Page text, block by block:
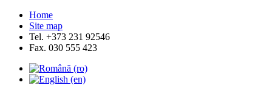
Home
Site map
Tel. +373 231 92546
Fax. 030 555 423